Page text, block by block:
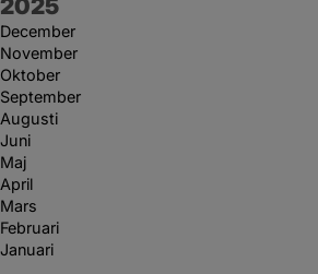
2025
December
November
Oktober
September
Augusti
Juni
Maj
April
Mars
Februari
Januari